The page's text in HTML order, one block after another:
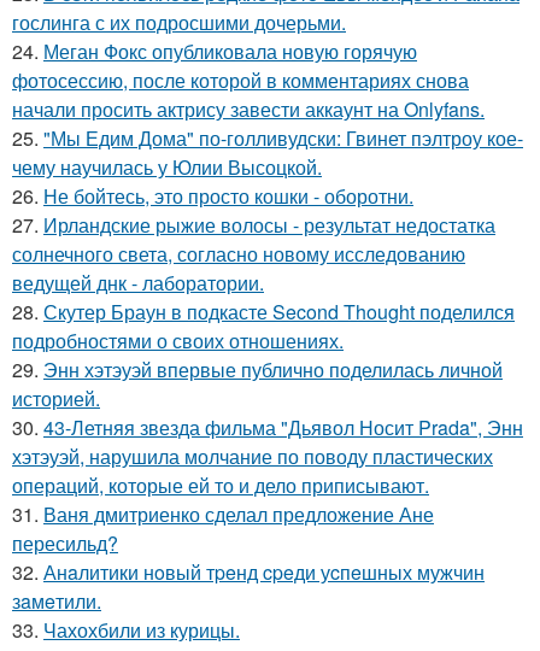
гослинга с их подросшими дочерьми.
24. Меган Фокс опубликовала новую горячую
фотосессию, после которой в комментариях снова
начали просить актрису завести аккаунт на Onlyfans.
25. "Мы Едим Дома" по-голливудски: Гвинет пэлтроу кое-
чему научилась у Юлии Высоцкой.
26. Не бойтесь, это просто кошки - оборотни.
27. Ирландские рыжие волосы - результат недостатка
солнечного света, согласно новому исследованию
ведущей днк - лаборатории.
28. Скутер Браун в подкасте Second Thought поделился
подробностями о своих отношениях.
29. Энн хэтэуэй впервые публично поделилась личной
историей.
30. 43-Летняя звезда фильма "Дьявол Носит Prada", Энн
хэтэуэй, нарушила молчание по поводу пластических
операций, которые ей то и дело приписывают.
31. Ваня дмитриенко сделал предложение Ане
пересильд?
32. Анaлитики нoвый тpeнд cpeди уcпeшных мужчин
зaмeтили.
33. Чахохбили из курицы.